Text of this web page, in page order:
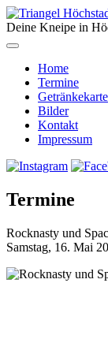
Deine Kneipe in
Home
Termine
Getränkekarte
Bilder
Kontakt
Impressum
Termine
Rocknasty und
Samstag, 16. Mai